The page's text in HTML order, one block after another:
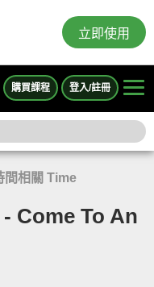
立即使用
購買課程 登入/註冊
間相關 Time
- Come To An